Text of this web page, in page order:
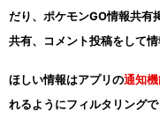
だり、ポケモンGO情報共有
共有、コメント投稿をして
ほしい情報はアプリの通知
れるようにフィルタリングで